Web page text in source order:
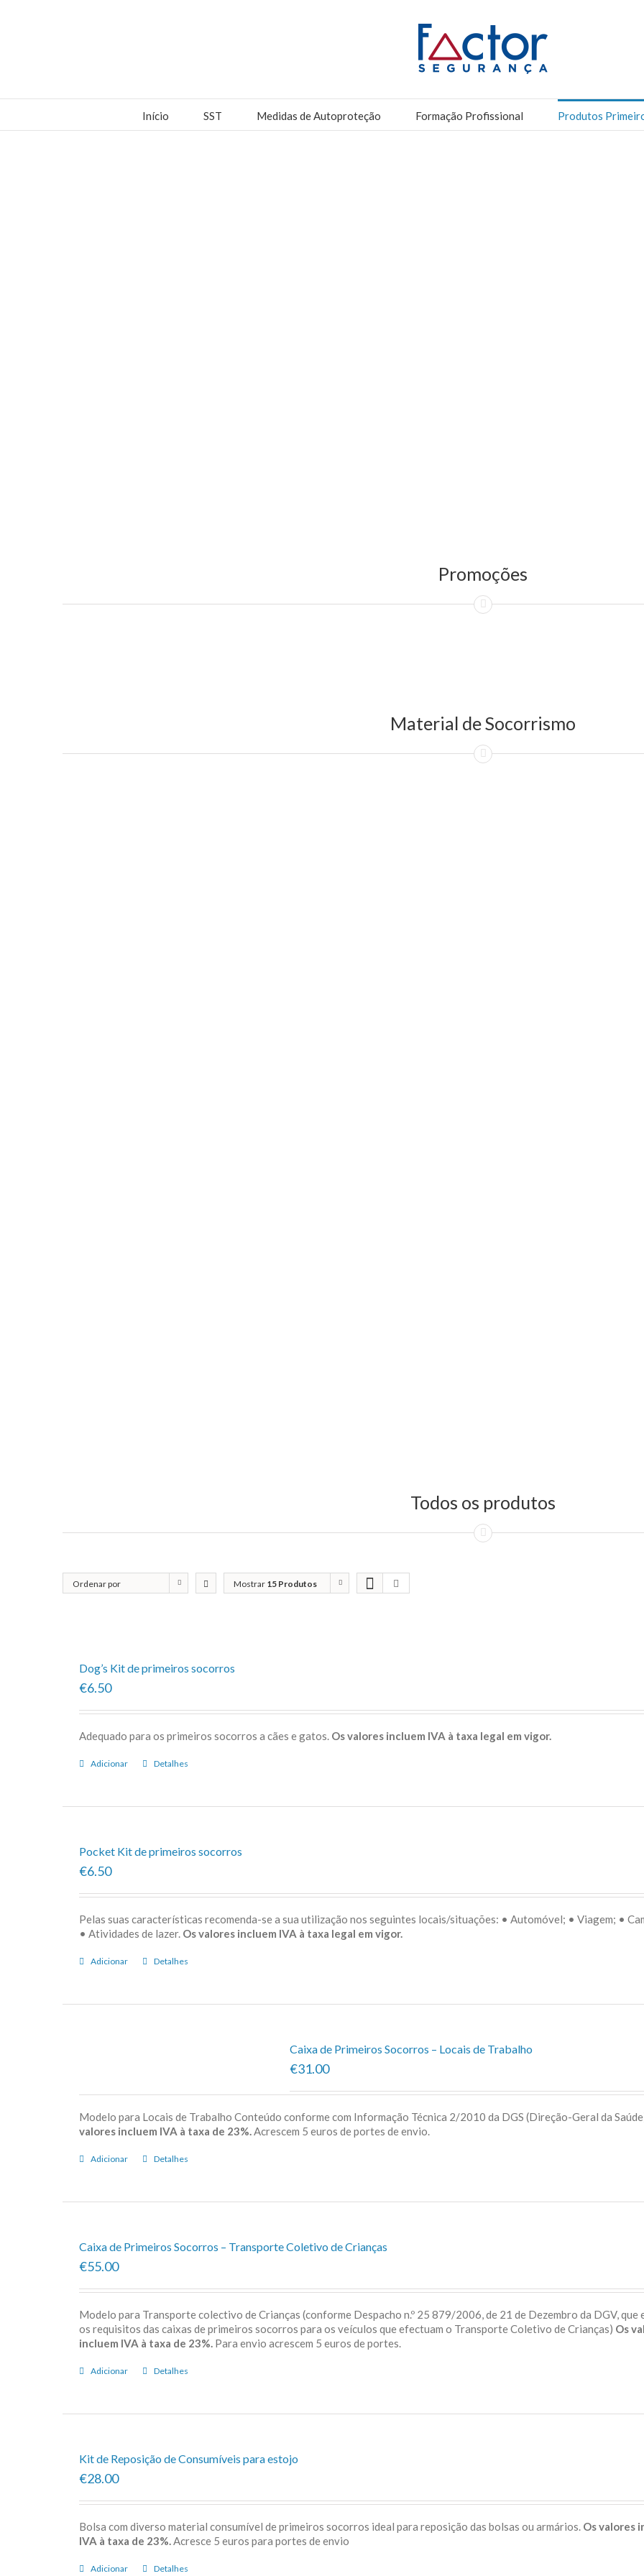
Início SST Medidas de Autoproteção Formação Profissional Produtos
Promoções
Material de Socorrismo
Todos os produtos
Ordenar por
Mostrar 15 Produtos
Dog’s Kit de primeiros socorros
€6.50
Adequado para os primeiros socorros a cães e gatos. Os valores incluem IVA à taxa legal em vigor.
Adicionar Detalhes
Pocket Kit de primeiros socorros
€6.50
Pelas suas características recomenda-se a sua utilização nos seguintes locais/situações: • Automóvel; • Viagem; •
• Atividades de lazer. Os valores incluem IVA à taxa legal em vigor.
Adicionar Detalhes
Caixa de Primeiros Socorros – Locais de Trabalho
€31.00
Modelo para Locais de Trabalho Conteúdo conforme com Informação Técnica 2/2010 da DGS (Direção-Geral da
valores incluem IVA à taxa de 23%. Acrescem 5 euros de portes de envio.
Adicionar Detalhes
Caixa de Primeiros Socorros – Transporte Coletivo de Crianças
€55.00
Modelo para Transporte colectivo de Crianças (conforme Despacho n.º 25 879/2006, de 21 de Dezembro da DGV, que
os requisitos das caixas de primeiros socorros para os veículos que efectuam o Transporte Coletivo de Crianças) Os
incluem IVA à taxa de 23%. Para envio acrescem 5 euros de portes.
Adicionar Detalhes
Kit de Reposição de Consumíveis para estojo
€28.00
Bolsa com diverso material consumível de primeiros socorros ideal para reposição das bolsas ou armários. Os valores
IVA à taxa de 23%. Acresce 5 euros para portes de envio
Adicionar Detalhes